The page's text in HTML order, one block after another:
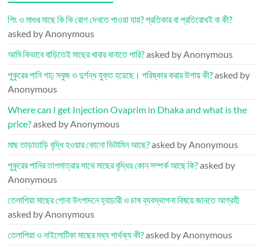
শিং ও মাগুর মাছে কি কি রোগ দেখতে পাওয়া যায়? প্রতিকার বা প্রতিরোধই বা কী?
asked by Anonymous
আমি কিভাবে বাড়িতেই মাছের খাবার বানাতে পারি?asked by Anonymous
পুকুরের পানি গাঢ় সবুজ ও দুর্গন্ধ যুক্ত হয়েছে। পরিষ্কার করার উপায় কী?asked by
Anonymous
Where can I get Injection Ovaprim in Dhaka and what is the
price?asked by Anonymous
মাছ তাড়াতাড়ি বৃদ্ধি হওয়ার কোনো ভিটামিন আছে?asked by Anonymous
পুকুরের পানির তাপমাত্রার সাথে মাছের বৃদ্ধির কোন সম্পর্ক আছে কি?asked by
Anonymous
তেলাপিয়া মাছের পোনা উৎপাদনে হ্যাচারী ও চাষ ব্যবস্থাপনা বিষয়ে জানতে আগ্রহী
asked by Anonymous
তেলাপিয়া ও নাইলোটিকা মাছের মধ্য পার্থক্য কী?asked by Anonymous